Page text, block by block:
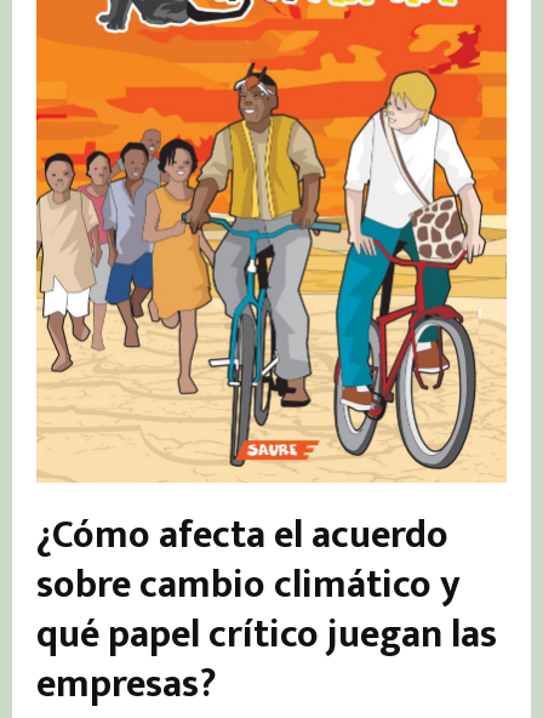
¿Cómo afecta el acuerdo
sobre cambio climático y
qué papel crítico juegan las
empresas?